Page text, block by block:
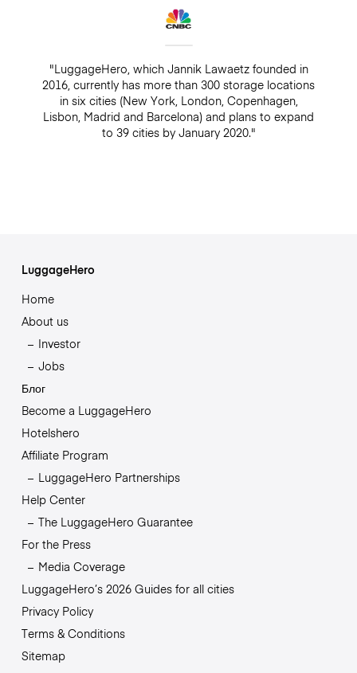
"LuggageHero, which Jannik Lawaetz founded in
2016, currently has more than 300 storage locations
in six cities (New York, London, Copenhagen,
Lisbon, Madrid and Barcelona) and plans to expand
to 39 cities by January 2020."
LuggageHero
Home
About us
Investor
Jobs
Блог
Become a LuggageHero
Hotelshero
Affiliate Program
LuggageHero Partnerships
Help Center
The LuggageHero Guarantee
For the Press
Media Coverage
LuggageHero’s 2026 Guides for all cities
Privacy Policy
Terms & Conditions
Sitemap